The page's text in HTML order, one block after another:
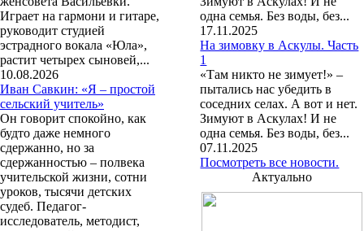
Играет на гармони и гитаре,
руководит студией
эстрадного вокала «Юла»,
растит четырех сыновей,...
10.08.2026
Иван Савкин: «Я – простой
сельский учитель»
Он говорит спокойно, как
будто даже немного
сдержанно, но за
сдержанностью – полвека
учительской жизни, сотни
уроков, тысячи детских
судеб. Педагог-
исследователь, методист,
одна семья. Без воды, без...
17.11.2025
На зимовку в Аскулы. Часть
1
«Там никто не зимует!» –
пытались нас убедить в
соседних селах. А вот и нет.
Зимуют в Аскулах! И не
одна семья. Без воды, без...
07.11.2025
Посмотреть все новости.
Актуально